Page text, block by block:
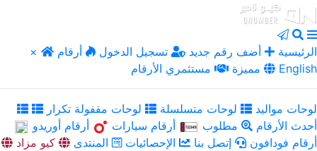
× الرئيسية أضف رقم جديد تسجيل الدخول
أرقام
مميزة
مستثمري الأرقام English
لوحات مواليد لوحات متسلسلة
لوحات مقفولة تكرار
أحدث الأرقام
مطلوب أرقام سيارات
أرقام أوريدو
أرقام فودافون
إتصل بنا الإحصائيات المنتدى
كيو مزاد